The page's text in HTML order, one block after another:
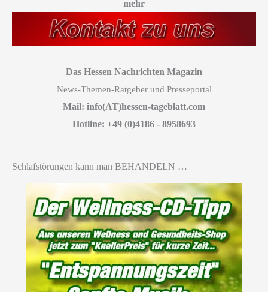
mehr
Das Hessen Nachrichten Magazin
News-Themen-Ratgeber und Presseportal
Mail: info(AT)hessen-tageblatt.com
Hotline: +49 (0)4186 - 8958693
Schlafstörungen kann man BEHANDELN …